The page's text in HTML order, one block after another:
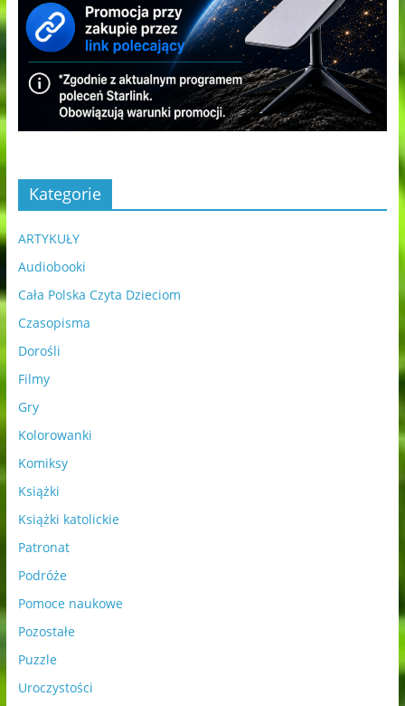
Kategorie
ARTYKUŁY
Audiobooki
Cała Polska Czyta Dzieciom
Czasopisma
Dorośli
Filmy
Gry
Kolorowanki
Komiksy
Książki
Książki katolickie
Patronat
Podróże
Pomoce naukowe
Pozostałe
Puzzle
Uroczystości